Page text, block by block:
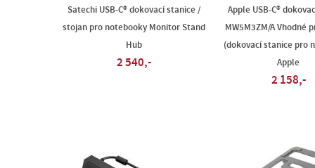
Satechi USB-C® dokovací stanice /
stojan pro notebooky Monitor Stand
Hub
2 540,-
Apple USB-C®
MW5M3ZM/A Vhodné
(dokovací stanice pro
Apple
2 158,-